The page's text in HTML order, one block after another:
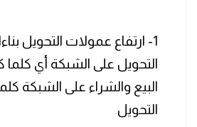
1- ارتفاع عمولات التحويل
التحويل على الشبكة أي
البيع والشراء على الشبكة
التحويل.